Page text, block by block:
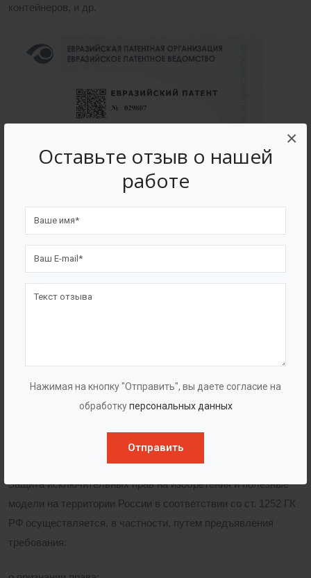
Оставьте отзыв о нашей
работе
Нажимая на кнопку "Отправить", вы даете согласие на
обработкуперсональных данных
Отправить
×
контейнеров, и др.
патентных прав
Защита исключительных прав на изобретения и полезные
модели на территории России в соответствии со ст. 1252 ГК
РФ осуществляется, в частности, путем предъявления
требования: